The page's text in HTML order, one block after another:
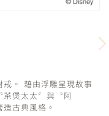
。 藉由浮雕呈現故事
煲太太〞與〝阿
古典風格。